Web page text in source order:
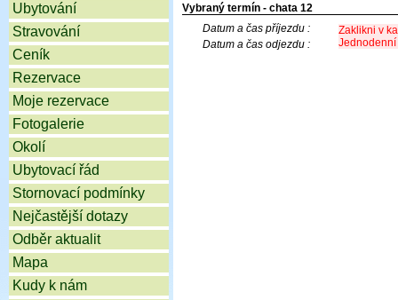
Ubytování
Stravování
Ceník
Rezervace
Moje rezervace
Fotogalerie
Okolí
Ubytovací řád
Stornovací podmínky
Nejčastější dotazy
Odběr aktualit
Mapa
Kudy k nám
Vybraný termín - chata 12
Datum a čas příjezdu :
Zaklikni v
Datum a čas odjezdu :